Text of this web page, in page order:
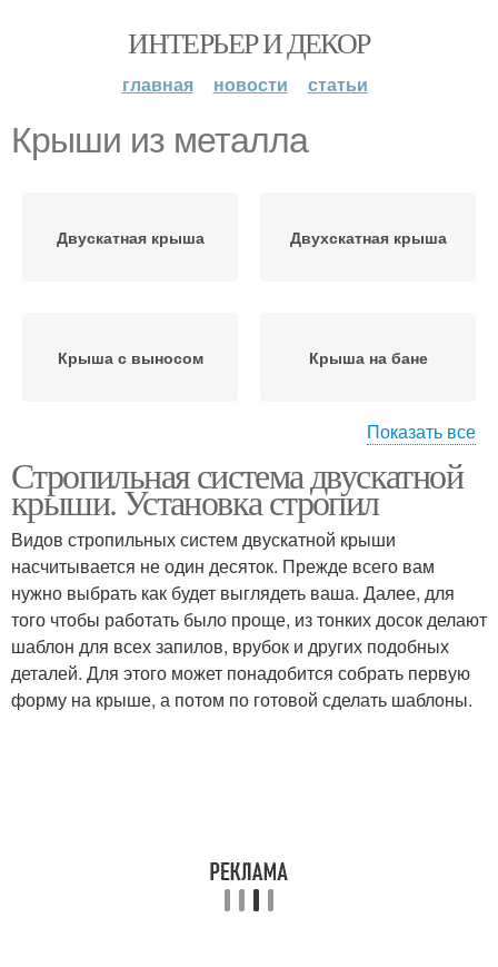
ИНТЕРЬЕР И ДЕКОР
главная новости статьи
Крыши из металла
Двускатная крыша Двухскатная крыша
Крыша с выносом Крыша на бане
Крыши с мансардой Мансардная крыша
Показать все
Стропильная система двускатной
крыши. Установка стропил
Видов стропильных систем двускатной крыши
насчитывается не один десяток. Прежде всего вам
нужно выбрать как будет выглядеть ваша. Далее, для
того чтобы работать было проще, из тонких досок делают
шаблон для всех запилов, врубок и других подобных
деталей. Для этого может понадобится собрать первую
форму на крыше, а потом по готовой сделать шаблоны.